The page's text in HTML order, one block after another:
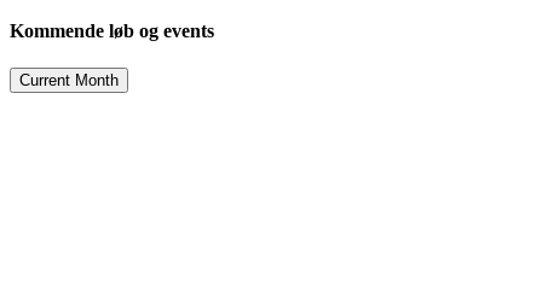
Kommende løb og events
Current Month